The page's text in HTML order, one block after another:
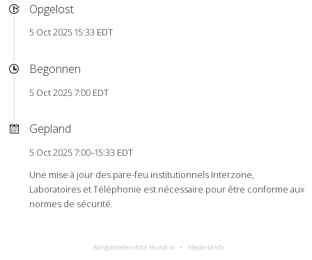
Opgelost
5 Oct 2025 15:33 EDT
Begonnen
5 Oct 2025 7:00 EDT
Gepland
5 Oct 2025 7:00–15:33 EDT
Une mise à jour des pare-feu institutionnels Interzone,
Laboratoires et Téléphonie est nécessaire pour être conforme aux
normes de sécurité.
Aangeboden door Hund.io Nederlands